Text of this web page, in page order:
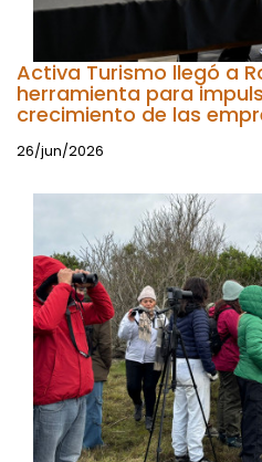
Activa Turismo llegó a
herramienta para
crecimiento de las
26/jun/2026